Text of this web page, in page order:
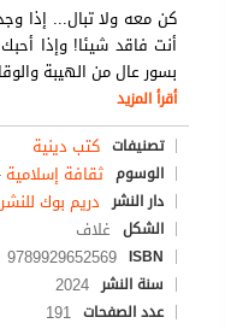
كن معه ولا تبال... إذا
أنت فاقد شيئا! وإذا
بسور عال من الهيبة
أقرأ المزيد
تصنيفات كتب دينية
الوسوم ثقافة إسلامية
دار النشر دريم بوك
الشكل غلاف
ISBN
9789929652569
سنة النشر 2024
عدد الصفحات 191